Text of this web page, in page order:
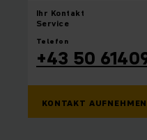
Ihr Kontakt
Service
Telefon
+43 50
KONTAKT AUFNEHMEN